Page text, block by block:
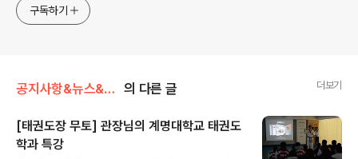
구독하기
공지사항&뉴스&행사/무토에 방문한 손님 의 다른 글 더보기
[태권도장 무토] 관장님의 계명대학교 태권도
학과 특강